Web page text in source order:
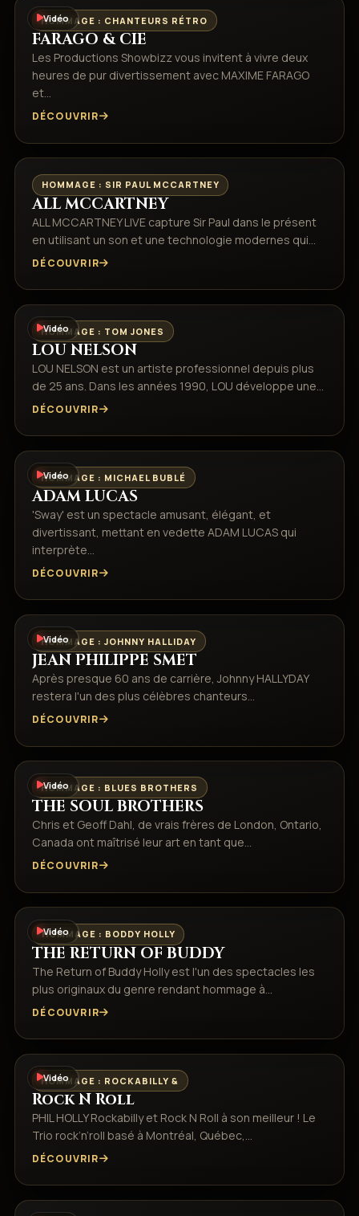
Vidéo
HOMMAGE : CHANTEURS RÉTRO
FARAGO & CIE
Les Productions Showbizz vous invitent à vivre deux
heures de pur divertissement avec MAXIME FARAGO
et…
DÉCOUVRIR
HOMMAGE : SIR PAUL MCCARTNEY
ALL MCCARTNEY
ALL MCCARTNEY LIVE capture Sir Paul dans le présent
en utilisant un son et une technologie modernes qui…
DÉCOUVRIR
Vidéo
HOMMAGE : TOM JONES
LOU NELSON
LOU NELSON est un artiste professionnel depuis plus
de 25 ans. Dans les années 1990, LOU développe une…
DÉCOUVRIR
Vidéo
HOMMAGE : MICHAEL BUBLÉ
ADAM LUCAS
'Sway' est un spectacle amusant, élégant, et
divertissant, mettant en vedette ADAM LUCAS qui
interprète…
DÉCOUVRIR
Vidéo
HOMMAGE : JOHNNY HALLIDAY
JEAN PHILIPPE SMET
Après presque 60 ans de carrière, Johnny HALLYDAY
restera l'un des plus célèbres chanteurs…
DÉCOUVRIR
Vidéo
HOMMAGE : BLUES BROTHERS
THE SOUL BROTHERS
Chris et Geoff Dahl, de vrais frères de London, Ontario,
Canada ont maîtrisé leur art en tant que…
DÉCOUVRIR
Vidéo
HOMMAGE : BODDY HOLLY
THE RETURN OF BUDDY
The Return of Buddy Holly est l'un des spectacles les
plus originaux du genre rendant hommage à…
DÉCOUVRIR
Vidéo
HOMMAGE : ROCKABILLY &
Rock N Roll
PHIL HOLLY Rockabilly et Rock N Roll à son meilleur ! Le
Trio rock’n’roll basé à Montréal, Québec,…
DÉCOUVRIR